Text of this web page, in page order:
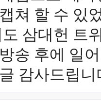
쳐 할 수 있
삼대헌 트
송 후에 일
감사드립